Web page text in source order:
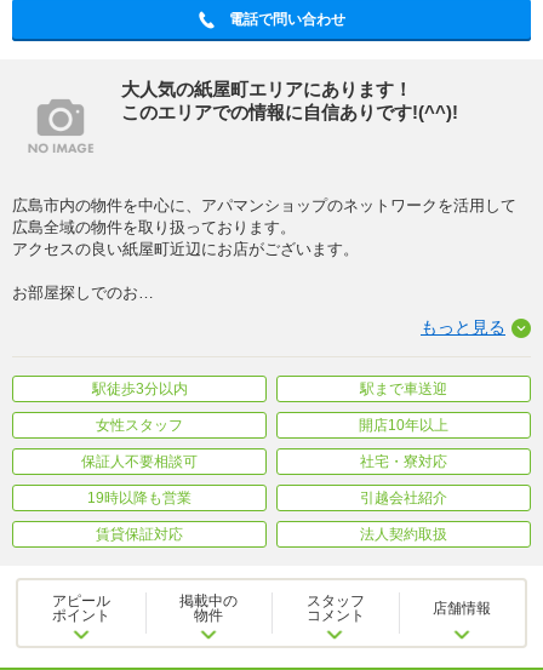
電話で問い合わせ
大人気の紙屋町エリアにあります！
このエリアでの情報に自信ありです!(^^)!
広島市内の物件を中心に、アパマンショップのネットワークを活用して
広島全域の物件を取り扱っております。
アクセスの良い紙屋町近辺にお店がございます。
お部屋探しでのお…
もっと見る
駅徒歩3分以内 駅まで車送迎
女性スタッフ 開店10年以上
保証人不要相談可 社宅・寮対応
19時以降も営業 引越会社紹介
賃貸保証対応 法人契約取扱
アピール
ポイント
掲載中の
物件
スタッフ
コメント
店舗情報